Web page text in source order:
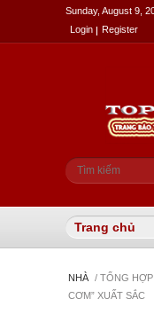
Sunday, August 9,
Login
Register
Biểu
Tìm kiếm
NHÀ / TỔNG
CƠM” XUẤT SẮC